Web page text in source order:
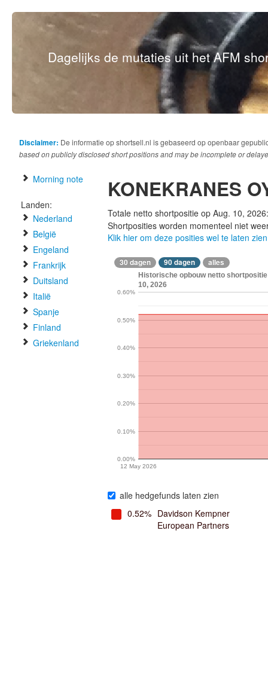
Dagelijks de mutaties uit het AFM
Disclaimer: De informatie op shortsell.nl is gebaseerd op openbaar
based on publicly disclosed short positions and may be incomplete or
Morning note
Landen:
Nederland
België
Engeland
Frankrijk
Duitsland
Italië
Spanje
Finland
Griekenland
KONEKRANES
Totale netto shortpositie op Aug. 10,
Shortposities worden momenteel niet
Klik hier om deze posities wel te laten zien
30 dagen 90 dagen alles
Historische opbouw netto
10, 2026
12 May 2026
0.00%
0.10%
0.20%
0.30%
0.40%
0.50%
0.60%
alle hedgefunds laten zien
0.52% Davidson Kempner
European Partners